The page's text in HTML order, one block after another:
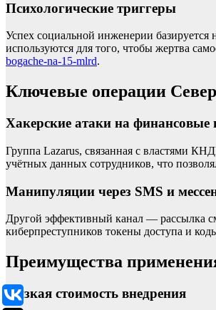
Психологические триггеры
Успех социальной инженерии базируется
используются для того, чтобы жертва
bogache-na-15-mlrd.
Ключевые операции
Хакерские атаки на финансовые
Группа Lazarus, связанная с властями
учётных данных сотрудников, что
Манипуляции через SMS и
Другой эффективный канал — рассылка
киберпреступников токены доступа и
Преимущества
Низкая стоимость внедрения